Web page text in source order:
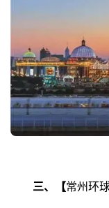
三、【常州环